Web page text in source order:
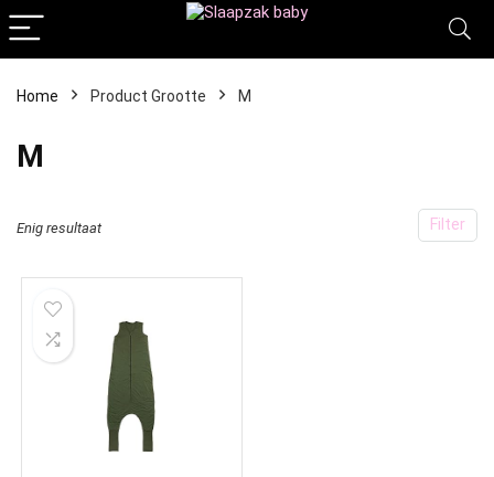
Home Product Grootte ‎M
‎M
Filter
Enig resultaat